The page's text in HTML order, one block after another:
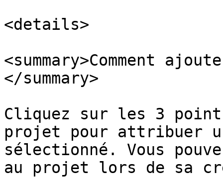
<details>
<summary>Comment
</summary>
Cliquez sur les 3
projet pour attribuer
sélectionné. Vous
au projet lors de sa